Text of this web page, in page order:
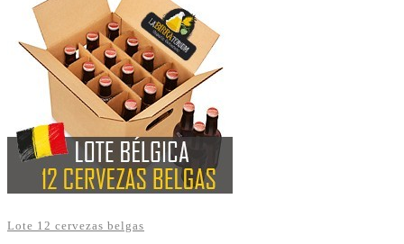
Lote 12 cervezas belgas